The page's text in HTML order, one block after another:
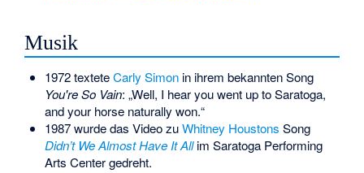
Musik
1972 texteteCarly Simonin ihrem bekannten Song
You're So Vain: „Well, I hear you went up to Saratoga,
and your horse naturally won.“
1987 wurde das Video zuWhitney Houstons Song
Didn’t We Almost Have It Allim Saratoga Performing
Arts Centergedreht.